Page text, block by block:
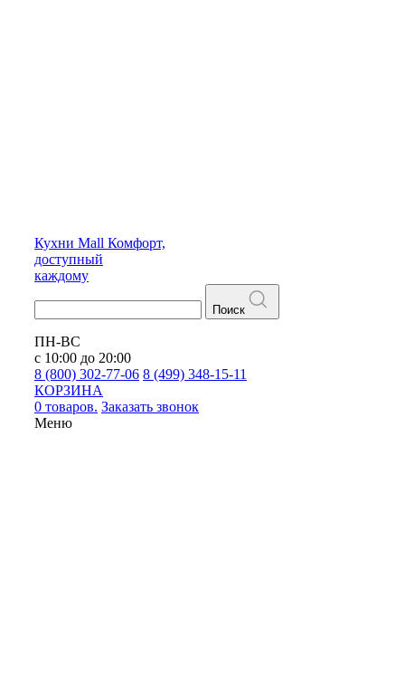
Кухни Mall Комфорт,
доступный
каждому
Поиск
ПН-ВС
с 10:00 до 20:00
8 (800) 302-77-06 8 (499) 348-15-11
КОРЗИНА
0 товаров. Заказать звонок
Меню